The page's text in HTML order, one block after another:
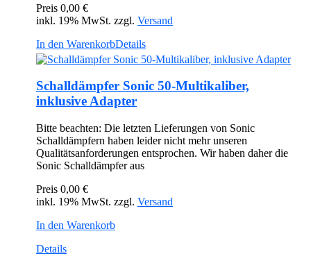
Preis 0,00 €
inkl. 19% MwSt. zzgl. Versand
In den WarenkorbDetails
Schalldämpfer Sonic 50-Multikaliber,
inklusive Adapter
Bitte beachten: Die letzten Lieferungen von Sonic
Schalldämpfern haben leider nicht mehr unseren
Qualitätsanforderungen entsprochen. Wir haben daher die
Sonic Schalldämpfer aus
Preis 0,00 €
inkl. 19% MwSt. zzgl. Versand
In den Warenkorb
Details